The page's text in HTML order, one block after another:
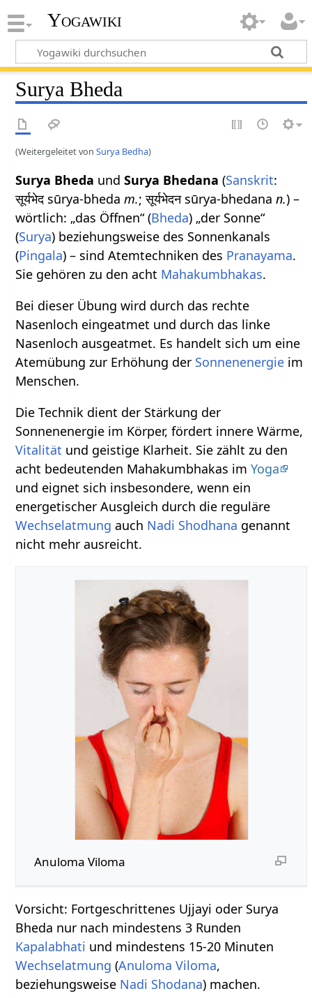
Yogawiki
Surya Bheda
(Weitergeleitet vonSurya Bedha)
Surya Bheda undSurya Bhedana (Sanskrit:
सूर्यभेद sūrya-bhedam.; सूर्यभेदन sūrya-bhedanan.) –
wörtlich: „das Öffnen“ (Bheda) „der Sonne“
(Surya) beziehungsweise des Sonnenkanals
(Pingala) – sind Atemtechniken des Pranayama.
Sie gehören zu den acht Mahakumbhakas.
Bei dieser Übung wird durch das rechte
Nasenloch eingeatmet und durch das linke
Nasenloch ausgeatmet. Es handelt sich um eine
Atemübung zur Erhöhung der Sonnenenergie im
Menschen.
Die Technik dient der Stärkung der
Sonnenenergie im Körper, fördert innere Wärme,
Vitalität und geistige Klarheit. Sie zählt zu den
acht bedeutenden Mahakumbhakas imYoga
und eignet sich insbesondere, wenn ein
energetischer Ausgleich durch die reguläre
Wechselatmung auch Nadi Shodhana genannt
nicht mehr ausreicht.
Anuloma Viloma
Vorsicht: Fortgeschrittenes Ujjayi oder Surya
Bheda nur nach mindestens 3 Runden
Kapalabhati und mindestens 15-20 Minuten
Wechselatmung (Anuloma Viloma,
beziehungsweise Nadi Shodana) machen.